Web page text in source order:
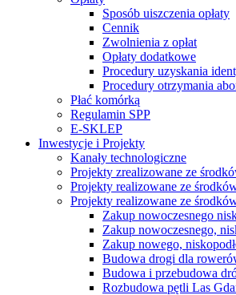
Sposób uiszczenia opłaty
Cennik
Zwolnienia z opłat
Opłaty dodatkowe
Procedury uzyskania
Procedury otrzymania
Płać komórką
Regulamin SPP
E-SKLEP
Inwestycje i Projekty
Kanały technologiczne
Projekty zrealizowane ze
Projekty realizowane ze
Projekty realizowane ze
Zakup nowoczesnego
Zakup nowoczesnego,
Zakup nowego,
Budowa drogi dla
Budowa i przebudowa
Rozbudowa pętli Las